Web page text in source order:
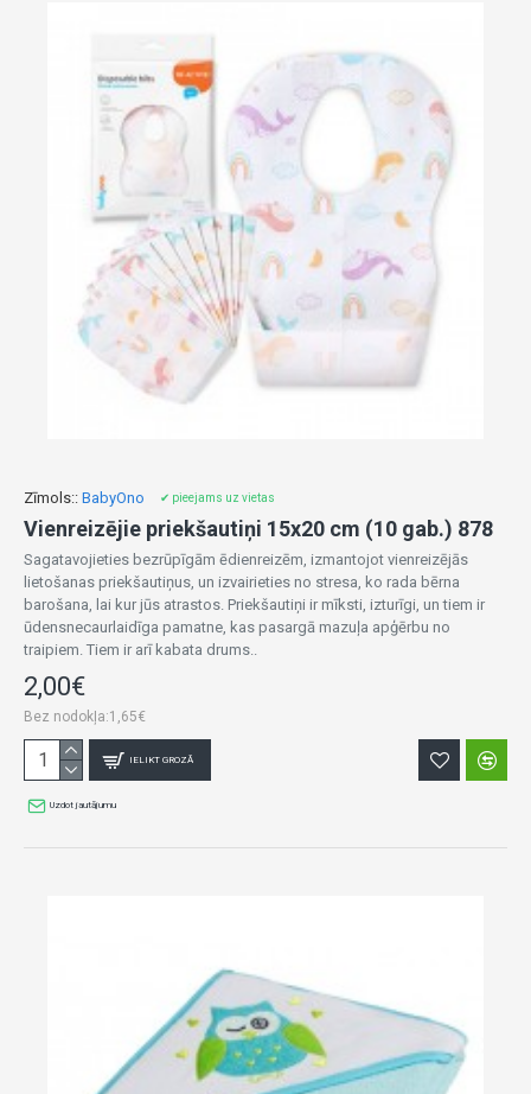
Zīmols:: BabyOno ✔ pieejams uz vietas
Vienreizējie priekšautiņi 15x20 cm (10 gab.) 878
Sagatavojieties bezrūpīgām ēdienreizēm, izmantojot vienreizējās
lietošanas priekšautiņus, un izvairieties no stresa, ko rada bērna
barošana, lai kur jūs atrastos. Priekšautiņi ir mīksti, izturīgi, un tiem ir
ūdensnecaurlaidīga pamatne, kas pasargā mazuļa apģērbu no
traipiem. Tiem ir arī kabata drums..
2,00€
Bez nodokļa:1,65€
IELIKT GROZĀ
Uzdot jautājumu